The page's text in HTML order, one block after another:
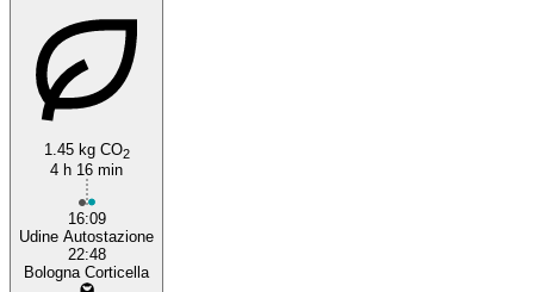
1.45 kg CO2
4 h 16 min
16:09
Udine Autostazione
22:48
Bologna Corticella